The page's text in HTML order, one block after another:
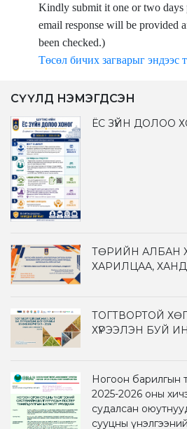
Kindly submit it one or two days
email response will be provided
been checked.)
Төсөл бичих загварыг эндээс
СҮҮЛД НЭМЭГДСЭН
ЁС ЗҮЙН ДОЛОО
ТӨРИЙН АЛБАН
ХАРИЛЦАА,
ТОГТВОРТОЙ
ХҮРЭЭЛЭН БУЙ
Ногоон барилгын
2025-2026 оны
судалсан
сууцны